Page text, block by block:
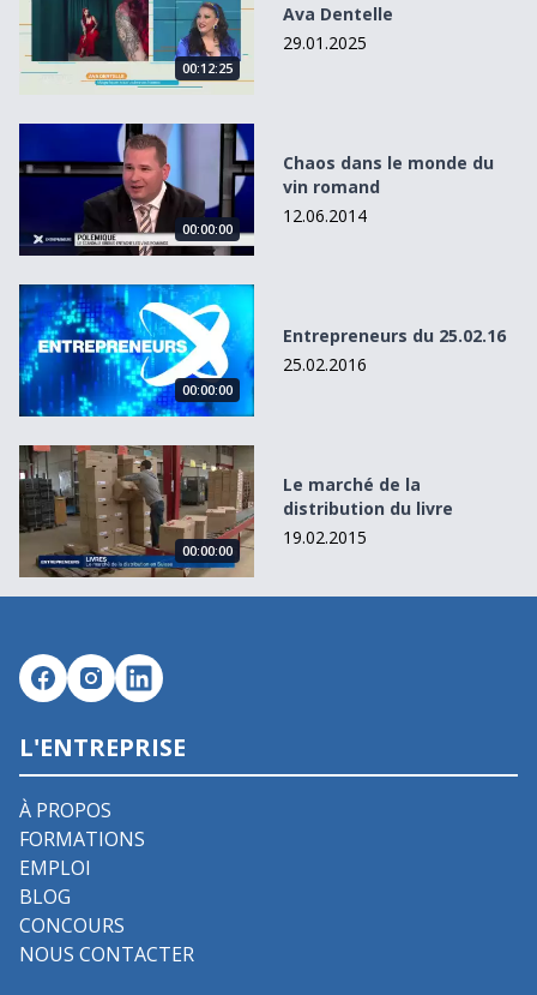
00:12:25
Ava Dentelle
29.01.2025
Chaos dans le monde du vin romand
00:00:00
Chaos dans le monde du
vin romand
12.06.2014
Entrepreneurs du 25.02.16
00:00:00
Entrepreneurs du 25.02.16
25.02.2016
Le marché de la distribution du livre
00:00:00
Le marché de la
distribution du livre
19.02.2015
L'ENTREPRISE
À PROPOS
FORMATIONS
EMPLOI
BLOG
CONCOURS
NOUS CONTACTER